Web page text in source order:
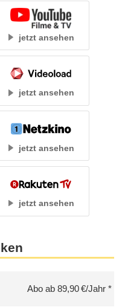
jetzt ansehen
jetzt ansehen
jetzt ansehen
jetzt ansehen
Abo ab 89,90 €/Jahr